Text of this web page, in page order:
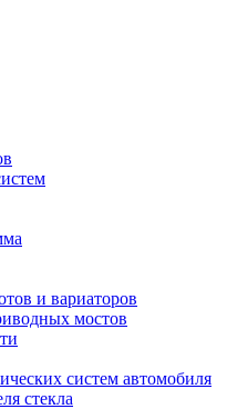
и вариаторов
мостов
систем автомобиля
стекла